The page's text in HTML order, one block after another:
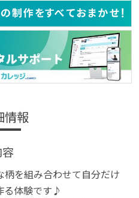
情報
を組み合わせて自分だけ
る体験です♪